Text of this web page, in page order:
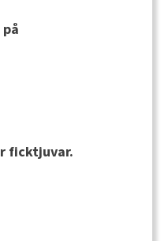
ficktjuvar.